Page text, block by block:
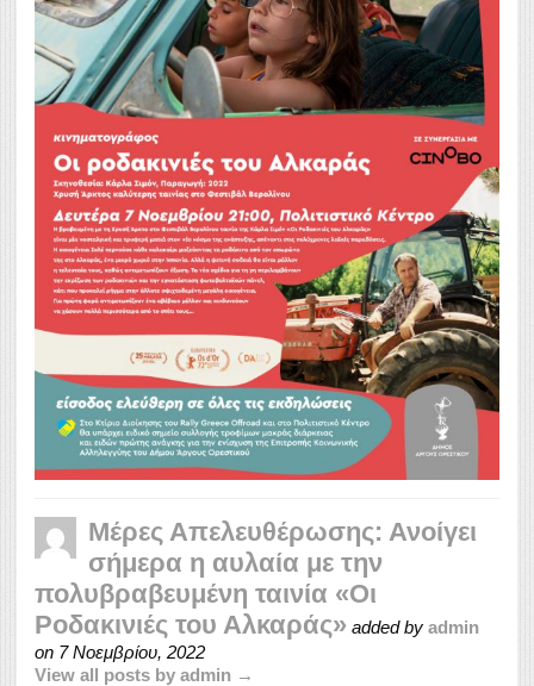
Μέρες Απελευθέρωσης: Ανοίγει
σήμερα η αυλαία με την
πολυβραβευμένη ταινία «Οι
Ροδακινιές του Αλκαράς» added by admin
on 7 Νοεμβρίου, 2022
View all posts by admin →